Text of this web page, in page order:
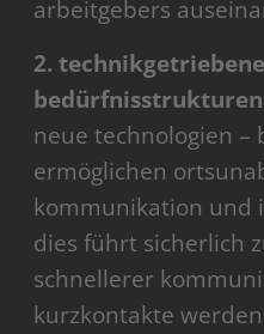
arbeitgebers
2.
bedürfnisstrukturen
neue technologien –
ermöglichen
kommunikation und
dies führt sicherlich
schnellerer
kurzkontakte